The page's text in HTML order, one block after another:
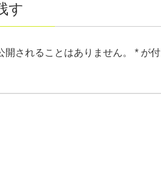
す
開されることはありません。 * が